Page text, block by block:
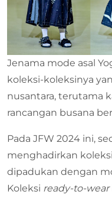
Jenama mode asal
koleksi-koleksinya
nusantara, terutama
rancangan busana
Pada JFW 2024 ini,
menghadirkan
dipadukan dengan
Koleksi ready-to-wear